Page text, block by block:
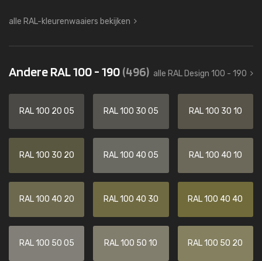
alle RAL-kleurenwaaiers bekijken
Andere RAL 100 - 190(496) alle RAL Design 100 - 190
RAL 100 20 05 RAL 100 30 05 RAL 100 30 10
RAL 100 30 20 RAL 100 40 05 RAL 100 40 10
RAL 100 40 20 RAL 100 40 30 RAL 100 40 40
RAL 100 50 05 RAL 100 50 10 RAL 100 50 20